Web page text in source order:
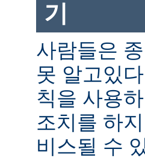
기
사람들은
못 알고있
칙을 사용
조치를 하
비스될 수